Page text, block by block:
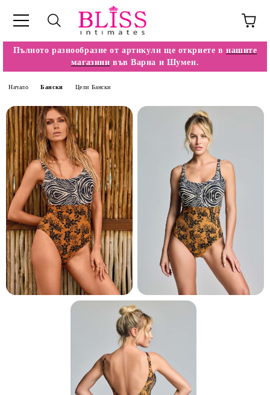
Пълното разнообразие от артикули ще откриете в нашите
магазини във Варна и Шумен.
Начало Бански Цели Бански